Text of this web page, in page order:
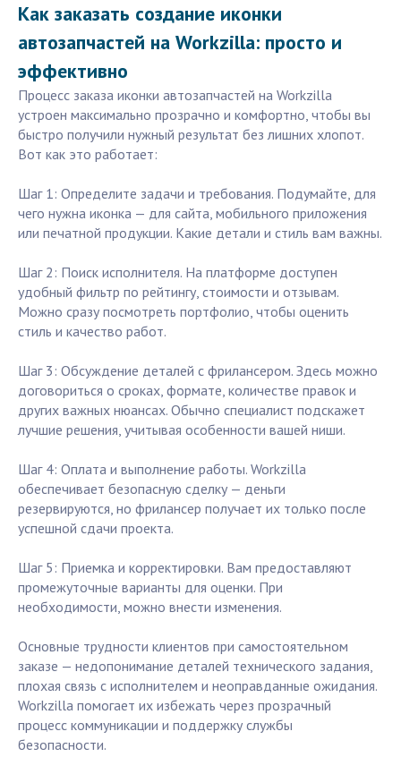
Как заказать создание иконки
автозапчастей на Workzilla: просто и
эффективно
Процесс заказа иконки автозапчастей на Workzilla
устроен максимально прозрачно и комфортно, чтобы вы
быстро получили нужный результат без лишних хлопот.
Вот как это работает:
Шаг 1: Определите задачи и требования. Подумайте, для
чего нужна иконка — для сайта, мобильного приложения
или печатной продукции. Какие детали и стиль вам важны.
Шаг 2: Поиск исполнителя. На платформе доступен
удобный фильтр по рейтингу, стоимости и отзывам.
Можно сразу посмотреть портфолио, чтобы оценить
стиль и качество работ.
Шаг 3: Обсуждение деталей с фрилансером. Здесь можно
договориться о сроках, формате, количестве правок и
других важных нюансах. Обычно специалист подскажет
лучшие решения, учитывая особенности вашей ниши.
Шаг 4: Оплата и выполнение работы. Workzilla
обеспечивает безопасную сделку — деньги
резервируются, но фрилансер получает их только после
успешной сдачи проекта.
Шаг 5: Приемка и корректировки. Вам предоставляют
промежуточные варианты для оценки. При
необходимости, можно внести изменения.
Основные трудности клиентов при самостоятельном
заказе — недопонимание деталей технического задания,
плохая связь с исполнителем и неоправданные ожидания.
Workzilla помогает их избежать через прозрачный
процесс коммуникации и поддержку службы
безопасности.